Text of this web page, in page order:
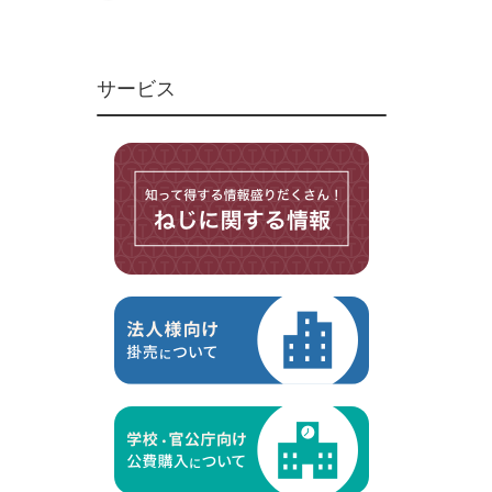
マイクロねじ
台形ねじ
その他ねじ
便利品
金具・金物
切削工具
研削研磨品
作業用品
ケミカル製品
サービス